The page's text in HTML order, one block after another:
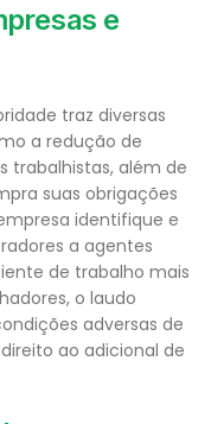
e
traz diversas
a redução de
trabalhistas, além de
suas obrigações
identifique e
a agentes
de trabalho mais
o laudo
adversas de
ao adicional de